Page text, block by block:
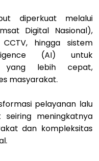
diperkuat melalui
Digital Nasional),
hingga sistem
(AI) untuk
yang lebih cepat,
masyarakat.
pelayanan lalu
meningkatnya
dan kompleksitas